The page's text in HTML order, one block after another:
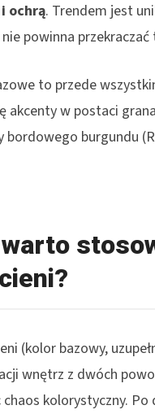
ochrą. Trendem jest
powinna
to przede
akcenty w postaci
bordowego burgundu
(kolor bazowy,
wnętrz z dwóch
kolorystyczny.